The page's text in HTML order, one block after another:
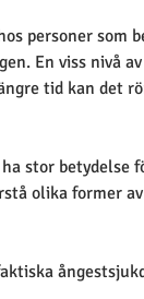
personer som
En viss nivå
tid kan det
stor betydelse
olika former